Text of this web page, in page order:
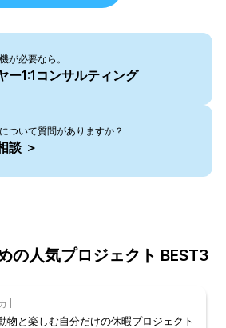
が必要なら。
ー1:1コンサルティング
ついて質問がありますか？
談 ＞
の人気プロジェクト BEST3
物と楽しむ自分だけの休暇プロジェクト